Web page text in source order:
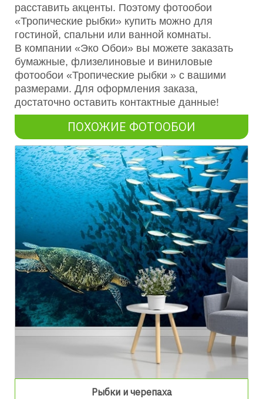
расставить акценты. Поэтому фотообои
«Тропические рыбки» купить можно для
гостиной, спальни или ванной комнаты.
В компании «Эко Обои» вы можете заказать
бумажные, флизелиновые и виниловые
фотообои «Тропические рыбки » с вашими
размерами. Для оформления заказа,
достаточно оставить контактные данные!
ПОХОЖИЕ ФОТООБОИ
Рыбки и черепаха